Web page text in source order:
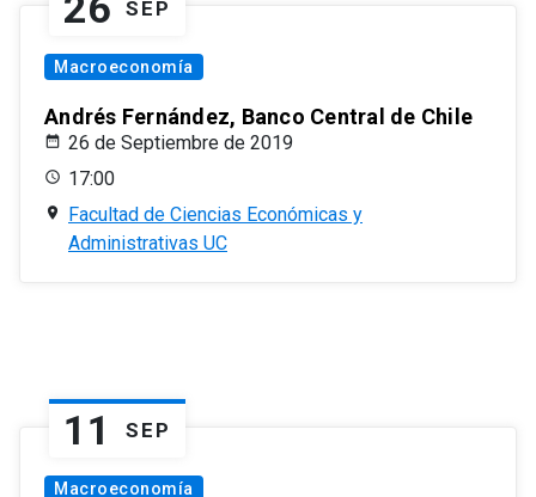
SEP
Macroeconomía
Andrés Fernández, Banco Central de Chile
26 de Septiembre de 2019
17:00
Facultad de Ciencias Económicas y
Administrativas UC
11 SEP
Macroeconomía